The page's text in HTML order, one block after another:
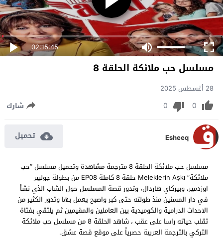
02:15:45
مسلسل حب ملائكة الحلقة 8
28 أغسطس 2025
0
0 شارك
Esheeq تحميل
مسلسل حب ملائكة الحلقة 8 مترجمة مشاهدة وتحميل مسلسل “حب
ملائكة” Meleklerin Aşkı حلقة 8 كاملة EP08 من بطولة جولبير
اوزدمير، وبيركاي هاردال، وتدور قصة المسلسل حول الشاب الذي نشأ
في دار المسنين منذ طولته حتى كبر واصبح يعمل بها وتدور الكثير من
الاحداث الدرامية والكوميدية بين العاملين والمقيمين ثم يلتقي بفتاة
تقلب حياته راسا على عقب ، شاهد الحلقة 8 من مسلسل حب ملائكة
التركي بالترجمة العربية حصرياً على موقع قصة عشق.